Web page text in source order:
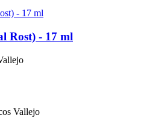
Rost) - 17 ml
Vallejo